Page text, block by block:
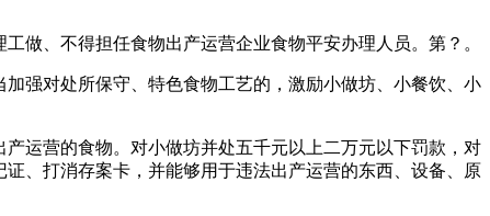
、不得担任食物出产运营企业食物平安办理人员。第？。
强对处所保守、特色食物工艺的，激励小做坊、小餐饮、小
运营的食物。对小做坊并处五千元以上二万元以下罚款，对
、打消存案卡，并能够用于违法出产运营的东西、设备、原